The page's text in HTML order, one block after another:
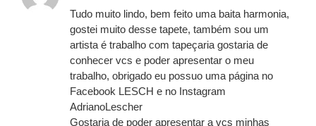
Tudo muito lindo, bem feito uma baita harmonia,
gostei muito desse tapete, também sou um
artista é trabalho com tapeçaria gostaria de
conhecer vcs e poder apresentar o meu
trabalho, obrigado eu possuo uma página no
Facebook LESCH e no Instagram
AdrianoLescher
Gostaria de poder apresentar a vcs minhas